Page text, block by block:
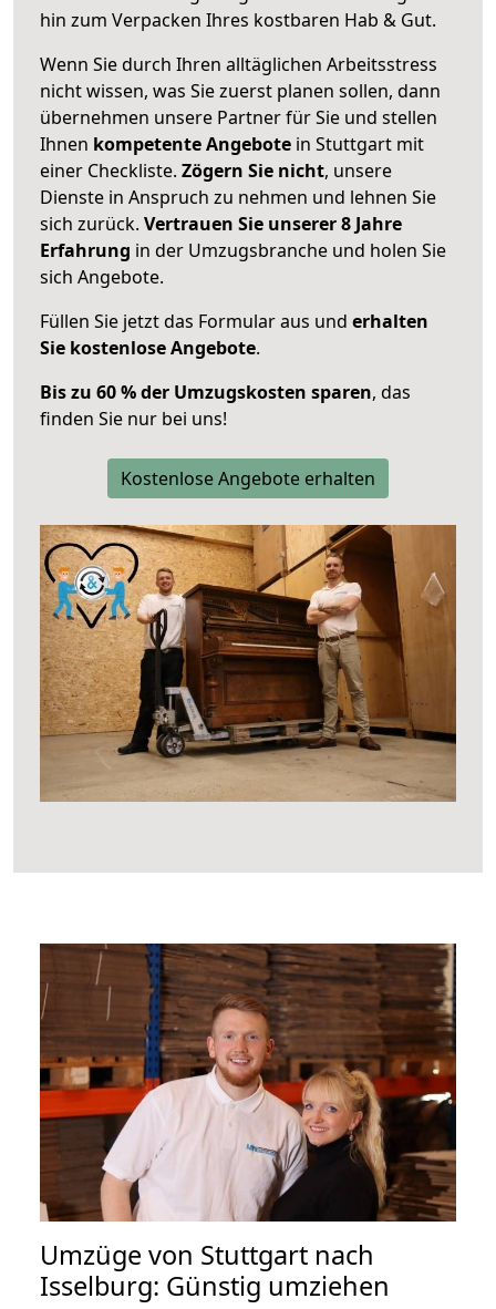
hin zum Verpacken Ihres kostbaren Hab & Gut.
Wenn Sie durch Ihren alltäglichen Arbeitsstress
nicht wissen, was Sie zuerst planen sollen, dann
übernehmen unsere Partner für Sie und stellen
Ihnen kompetente Angebote in Stuttgart mit
einer Checkliste. Zögern Sie nicht, unsere
Dienste in Anspruch zu nehmen und lehnen Sie
sich zurück. Vertrauen Sie unserer 8 Jahre
Erfahrung in der Umzugsbranche und holen Sie
sich Angebote.
Füllen Sie jetzt das Formular aus und erhalten
Sie kostenlose Angebote.
Bis zu 60 % der Umzugskosten sparen, das
finden Sie nur bei uns!
Kostenlose Angebote erhalten
Umzüge von Stuttgart nach
Isselburg: Günstig umziehen